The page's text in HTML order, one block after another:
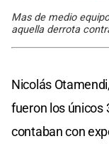
Mas de medio
aquella derrota
Nicolás
fueron los únicos
contaban con